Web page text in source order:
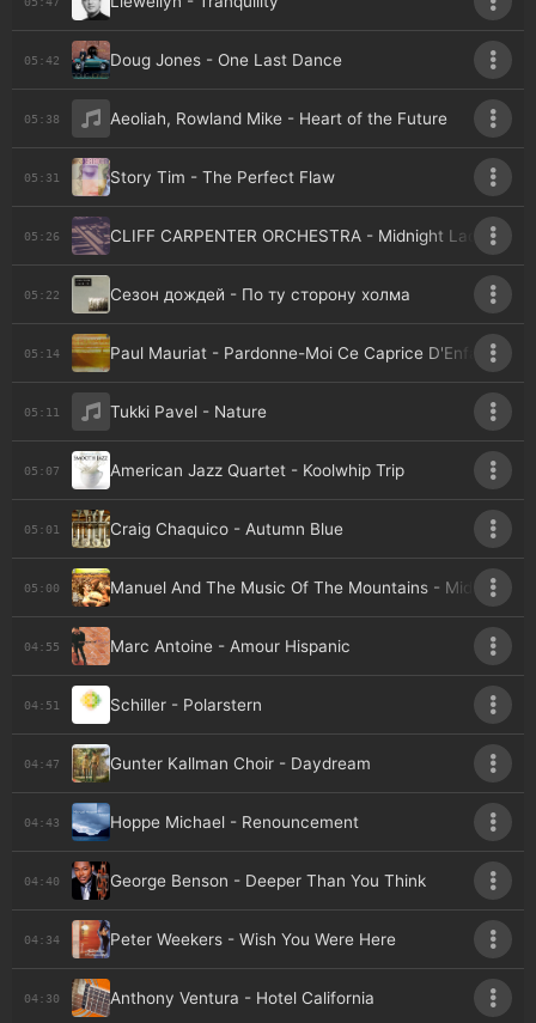
05:42 Doug Jones - One Last Dance
05:38 Aeoliah, Rowland Mike - Heart of the Future
05:31 Story Tim - The Perfect Flaw
05:26 CLIFF CARPENTER ORCHESTRA - Midnight Lady
05:22 Сезон дождей - По ту сторону холма
05:14 Paul Mauriat - Pardonne-Moi Ce Caprice D'Enfant
05:11 Tukki Pavel - Nature
05:07 American Jazz Quartet - Koolwhip Trip
05:01 Craig Chaquico - Autumn Blue
05:00 Manuel And The Music Of The Mountains - Midnight
04:55 Marc Antoine - Amour Hispanic
04:51 Schiller - Polarstern
04:47 Gunter Kallman Choir - Daydream
04:43 Hoppe Michael - Renouncement
04:40 George Benson - Deeper Than You Think
04:34 Peter Weekers - Wish You Were Here
04:30 Anthony Ventura - Hotel California